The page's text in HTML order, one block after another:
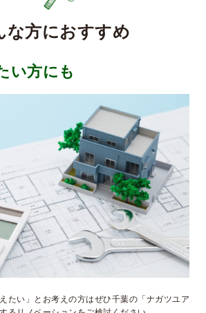
な方におすすめ
い方にも
たい」とお考えの方はぜひ千葉の「ナガツユア